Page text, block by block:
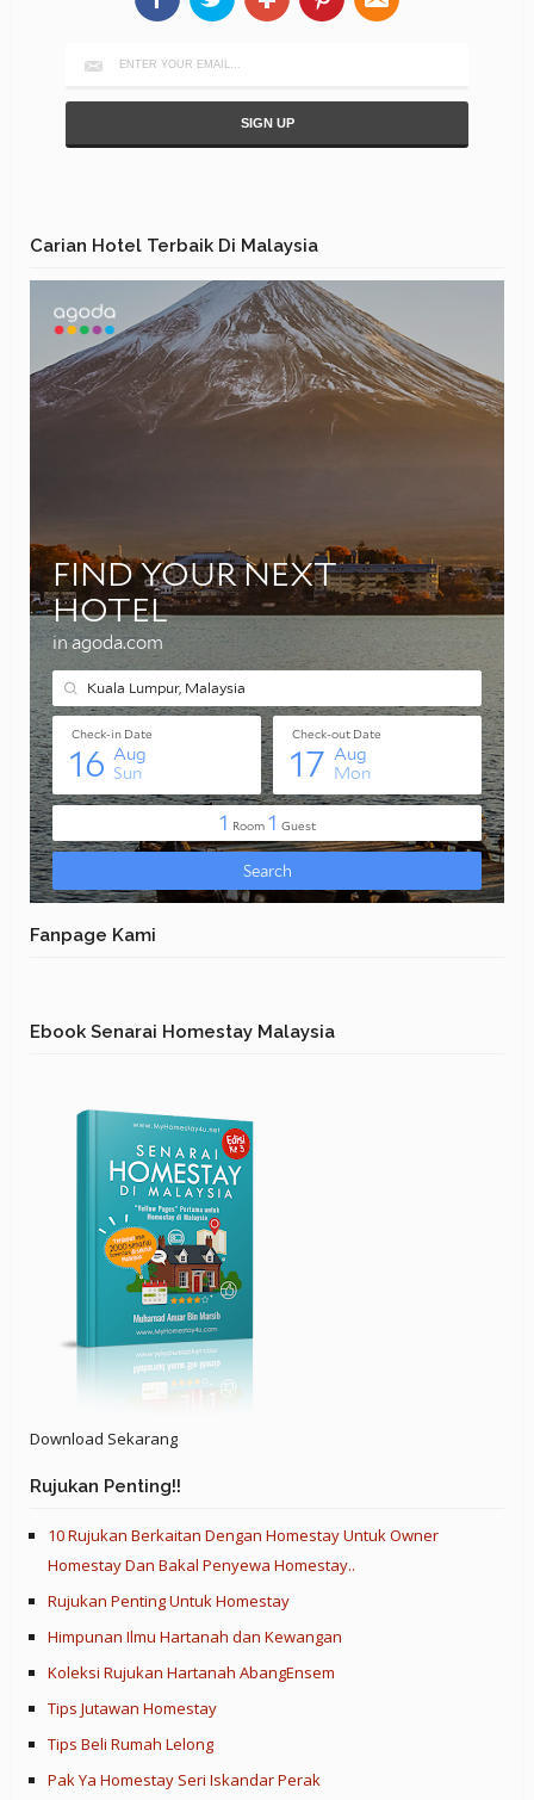
Carian Hotel Terbaik Di Malaysia
Fanpage Kami
Ebook Senarai Homestay Malaysia
Download Sekarang
Rujukan Penting!!
10 Rujukan Berkaitan Dengan Homestay Untuk Owner
Homestay Dan Bakal Penyewa Homestay..
Rujukan Penting Untuk Homestay
Himpunan Ilmu Hartanah dan Kewangan
Koleksi Rujukan Hartanah AbangEnsem
Tips Jutawan Homestay
Tips Beli Rumah Lelong
Pak Ya Homestay Seri Iskandar Perak